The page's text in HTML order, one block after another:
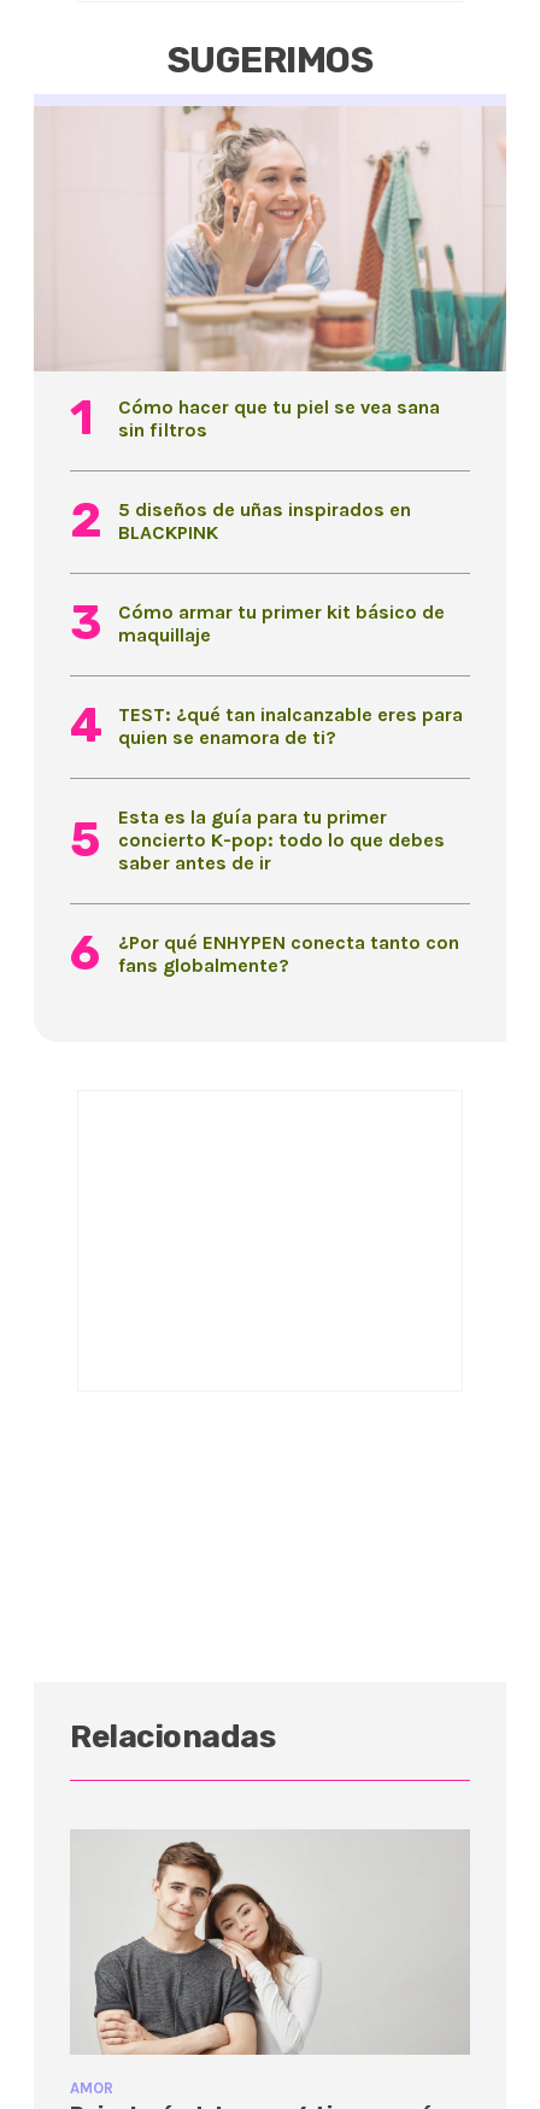
SUGERIMOS
Cómo hacer que tu piel se vea sana
sin filtros
5 diseños de uñas inspirados en
BLACKPINK
Cómo armar tu primer kit básico de
maquillaje
TEST: ¿qué tan inalcanzable eres para
quien se enamora de ti?
Esta es la guía para tu primer
concierto K-pop: todo lo que debes
saber antes de ir
¿Por qué ENHYPEN conecta tanto con
fans globalmente?
Relacionadas
AMOR